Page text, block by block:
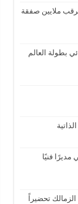
ملايين صفقة
بطولة العالم
مديرًا فنيًا
تحضيراً